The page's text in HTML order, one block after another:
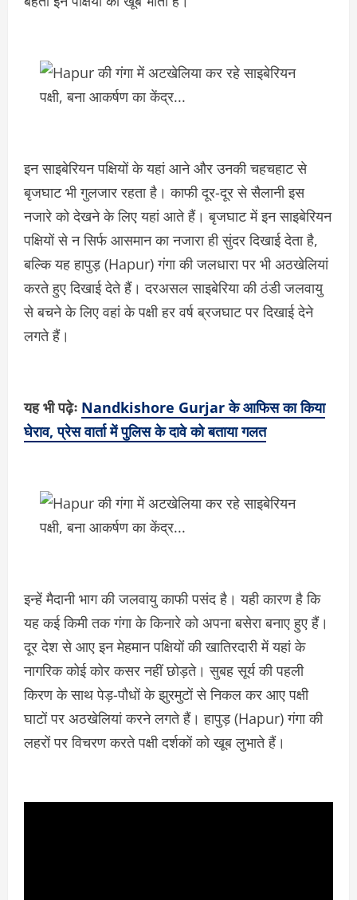
इन साइबेरियन पक्षियों के यहां आने और उनकी चहचहाट से
बृजघाट भी गुलजार रहता है। काफी दूर-दूर से सैलानी इस
नजारे को देखने के लिए यहां आते हैं। बृजघाट में इन साइबेरियन
पक्षियों से न सिर्फ आसमान का नजारा ही सुंदर दिखाई देता है,
बल्कि यह हापुड़ (Hapur) गंगा की जलधारा पर भी अठखेलियां
करते हुए दिखाई देते हैं। दरअसल साइबेरिया की ठंडी जलवायु
से बचने के लिए वहां के पक्षी हर वर्ष ब्रजघाट पर दिखाई देने
लगते हैं।
यह भी पढ़ेः Nandkishore Gurjar के आफिस का किया
घेराव, प्रेस वार्ता में पुलिस के दावे को बताया गलत
इन्हें मैदानी भाग की जलवायु काफी पसंद है। यही कारण है कि
यह कई किमी तक गंगा के किनारे को अपना बसेरा बनाए हुए हैं।
दूर देश से आए इन मेहमान पक्षियों की खातिरदारी में यहां के
नागरिक कोई कोर कसर नहीं छोड़ते। सुबह सूर्य की पहली
किरण के साथ पेड़-पौधों के झुरमुटों से निकल कर आए पक्षी
घाटों पर अठखेलियां करने लगते हैं। हापुड़ (Hapur) गंगा की
लहरों पर विचरण करते पक्षी दर्शकों को खूब लुभाते हैं।